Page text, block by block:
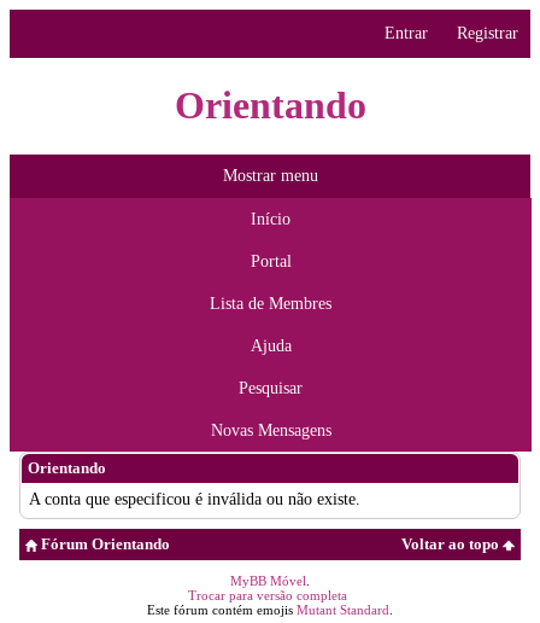
Entrar Registrar
Orientando
Mostrar menu
Início
Portal
Lista de Membres
Ajuda
Pesquisar
Novas Mensagens
Orientando
A conta que especificou é inválida ou não existe.
Voltar ao topo
Fórum Orientando
MyBB Móvel
Trocar para versão completa
Este fórum contém emojis Mutant Standard